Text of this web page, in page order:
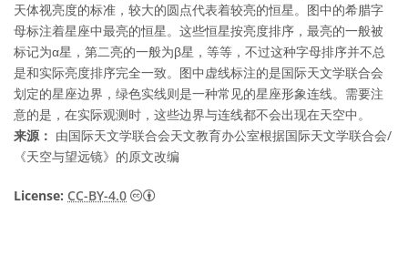
天体视亮度的标准，较大的圆点代表着较亮的恒星。图中的希腊字
母标注着星座中最亮的恒星。这些恒星按亮度排序，最亮的一般被
标记为α星，第二亮的一般为β星，等等，不过这种字母排序并不总
是和实际亮度排序完全一致。图中虚线标注的是国际天文学联合会
划定的星座边界，绿色实线则是一种常见的星座形象连线。需要注
意的是，在实际观测时，这些边界与连线都不会出现在天空中。
来源： 由国际天文学联合会天文教育办公室根据国际天文学联合会/
《天空与望远镜》的原文改编
License: CC-BY-4.0 知识共享许可协议 署名 4.0 国际 (CC BY